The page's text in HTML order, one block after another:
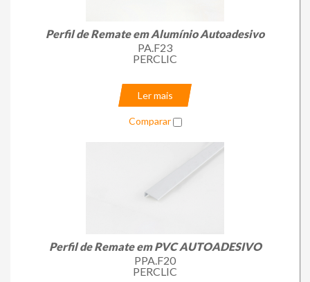
Perfil de Remate em Alumínio Autoadesivo
PA.F23
PERCLIC
Ler mais
Comparar
Perfil de Remate em PVC AUTOADESIVO
PPA.F20
PERCLIC